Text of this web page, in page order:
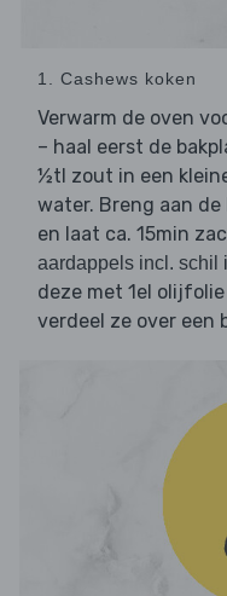
1. Cashews koken
Verwarm de oven
– haal eerst de
½tl zout in een
water. Breng aan de
en laat ca. 15min
aardappels incl. schil
deze met 1el
verdeel ze over een